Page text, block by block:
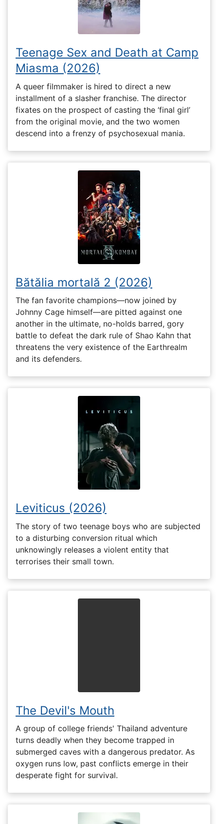
Teenage Sex and Death at Camp
Miasma (2026)
A queer filmmaker is hired to direct a new
installment of a slasher franchise. The director
fixates on the prospect of casting the ‘final girl’
from the original movie, and the two women
descend into a frenzy of psychosexual mania.
Bătălia mortală 2 (2026)
The fan favorite champions—now joined by
Johnny Cage himself—are pitted against one
another in the ultimate, no-holds barred, gory
battle to defeat the dark rule of Shao Kahn that
threatens the very existence of the Earthrealm
and its defenders.
Leviticus (2026)
The story of two teenage boys who are subjected
to a disturbing conversion ritual which
unknowingly releases a violent entity that
terrorises their small town.
The Devil's Mouth
A group of college friends' Thailand adventure
turns deadly when they become trapped in
submerged caves with a dangerous predator. As
oxygen runs low, past conflicts emerge in their
desperate fight for survival.